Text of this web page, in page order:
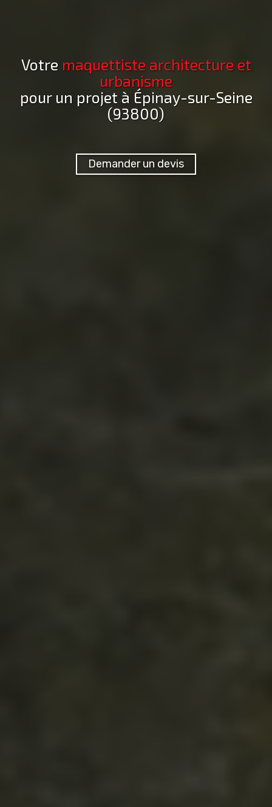
Votre maquettiste architecture et
urbanisme
pour un projet à Épinay-sur-Seine
(93800)
Demander un devis